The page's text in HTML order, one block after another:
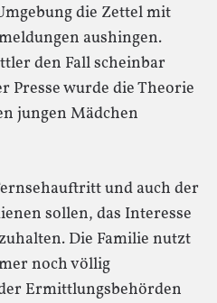
die Zettel mit
aushingen.
den Fall scheinbar
Presse wurde die Theorie
jungen Mädchen
und auch der
sollen, das Interesse
Die Familie nutzt
noch völlig
Ermittlungsbehörden